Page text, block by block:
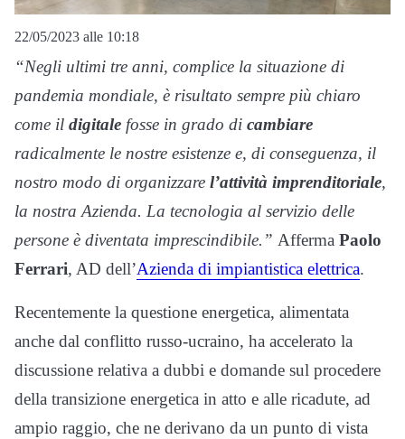
22/05/2023 alle 10:18
“Negli ultimi tre anni, complice la situazione di
pandemia mondiale, è risultato sempre più chiaro
come il digitale fosse in grado di cambiare
radicalmente le nostre esistenze e, di conseguenza, il
nostro modo di organizzare l’attività imprenditoriale,
la nostra Azienda. La tecnologia al servizio delle
persone è diventata imprescindibile.” Afferma Paolo
Ferrari, AD dell’Azienda di impiantistica elettrica.
Recentemente la questione energetica, alimentata
anche dal conflitto russo-ucraino, ha accelerato la
discussione relativa a dubbi e domande sul procedere
della transizione energetica in atto e alle ricadute, ad
ampio raggio, che ne derivano da un punto di vista